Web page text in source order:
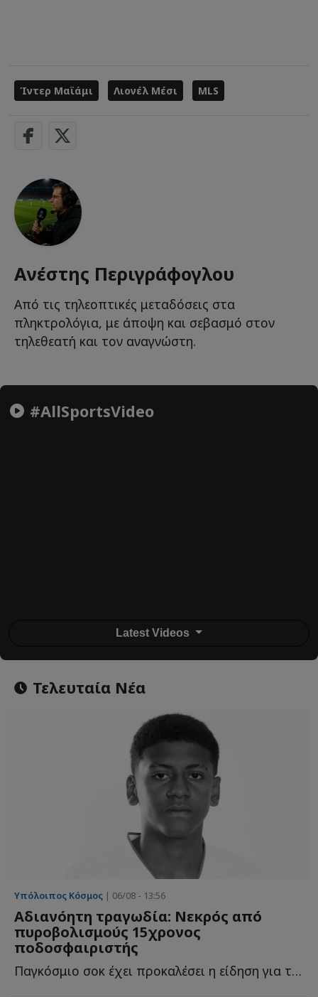
Ίντερ Μαϊάμι Λιονέλ Μέσι MLS
Ανέστης Περιγράφογλου
Από τις τηλεοπτικές μεταδόσεις στα
πληκτρολόγια, με άποψη και σεβασμό στον
τηλεθεατή και τον αναγνώστη.
#AllSportsVideo
Latest Videos
Τελευταία Νέα
Υπόλοιπος Κόσμος | 06/08 - 13:56
Αδιανόητη τραγωδία: Νεκρός από
πυροβολισμούς 15χρονος
ποδοσφαιριστής
Παγκόσμιο σοκ έχει προκαλέσει η είδηση για την δολοφονία ε...